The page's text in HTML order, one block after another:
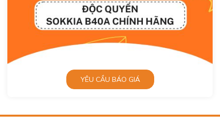
YÊU CẦU BÁO GIÁ